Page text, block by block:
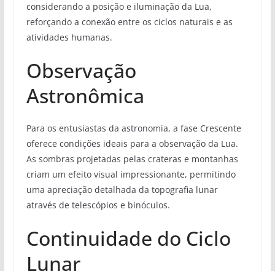
considerando a posição e iluminação da Lua,
reforçando a conexão entre os ciclos naturais e as
atividades humanas.
Observação
Astronômica
Para os entusiastas da astronomia, a fase Crescente
oferece condições ideais para a observação da Lua.
As sombras projetadas pelas crateras e montanhas
criam um efeito visual impressionante, permitindo
uma apreciação detalhada da topografia lunar
através de telescópios e binóculos.
Continuidade do Ciclo
Lunar